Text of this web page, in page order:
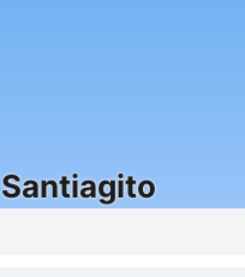
Santiagito